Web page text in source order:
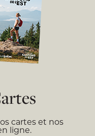
cartes et nos
ligne.